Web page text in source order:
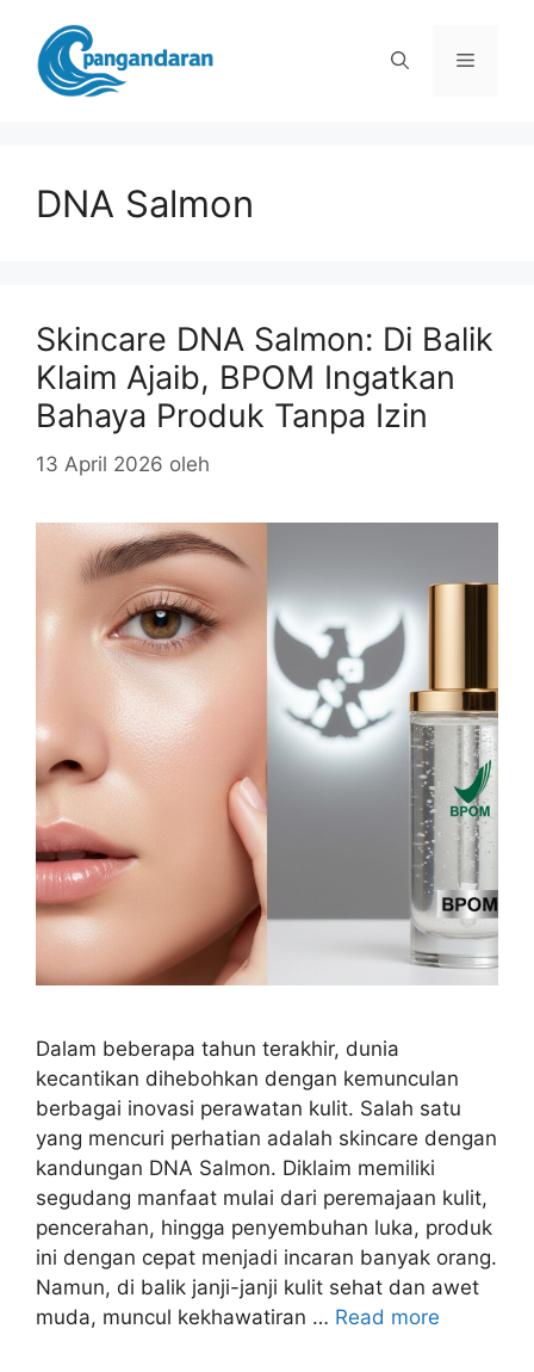
Menu
DNA Salmon
Skincare DNA Salmon: Di Balik
Klaim Ajaib, BPOM Ingatkan
Bahaya Produk Tanpa Izin
13 April 2026 oleh
Dalam beberapa tahun terakhir, dunia
kecantikan dihebohkan dengan kemunculan
berbagai inovasi perawatan kulit. Salah satu
yang mencuri perhatian adalah skincare dengan
kandungan DNA Salmon. Diklaim memiliki
segudang manfaat mulai dari peremajaan kulit,
pencerahan, hingga penyembuhan luka, produk
ini dengan cepat menjadi incaran banyak orang.
Namun, di balik janji-janji kulit sehat dan awet
muda, muncul kekhawatiran … Read more